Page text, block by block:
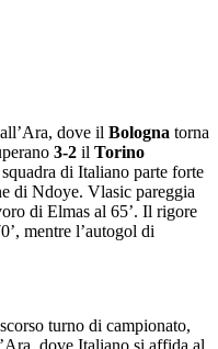
dove il Bologna torna
3-2 il Torino
di Italiano parte forte
di Ndoye. Vlasic pareggia
di Elmas al 65’. Il rigore
mentre l’autogol di
turno di campionato,
dove Italiano si affida al